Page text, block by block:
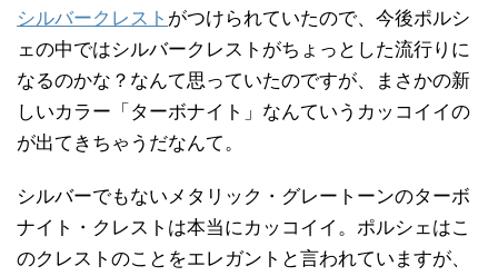
シルバークレスト がつけられていたので、今後ポルシ
ェの中ではシルバークレストがちょっとした流行りに
なるのかな？なんて思っていたのですが、まさかの新
しいカラー「ターボナイト」なんていうカッコイイの
が出てきちゃうだなんて。
シルバーでもないメタリック・グレートーンのターボ
ナイト・クレストは本当にカッコイイ。ポルシェはこ
のクレストのことをエレガントと言われていますが、